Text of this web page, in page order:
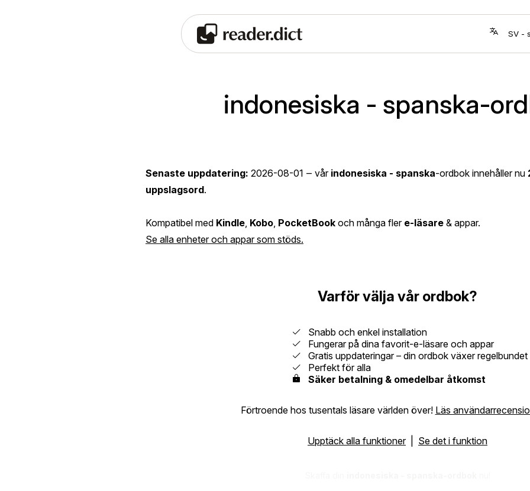
indonesiska - spanska-
Senaste uppdatering: 2026-08-01 ‒ vår indonesiska - spanska-ordbok innehåller nu
uppslagsord.
Kompatibel med Kindle Kobo PocketBook och många fler e-läsare & appar.
Se alla enheter och appar som stöds.
Varför välja vår ordbok?
Snabb och enkel installation
Fungerar på dina favorit-e-läsare och appar
Gratis uppdateringar – din ordbok växer regelbundet
Perfekt för alla
Säker betalning & omedelbar åtkomst
Förtroende hos tusentals läsare världen över! Läs
Upptäck alla funktioner| Se det i funktion